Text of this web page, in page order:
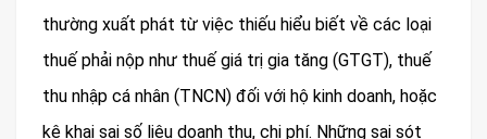
thường xuất phát từ việc thiếu hiểu biết về các loại
thuế phải nộp như thuế giá trị gia tăng (GTGT), thuế
thu nhập cá nhân (TNCN) đối với hộ kinh doanh, hoặc
kê khai sai số liệu doanh thu, chi phí. Những sai sót